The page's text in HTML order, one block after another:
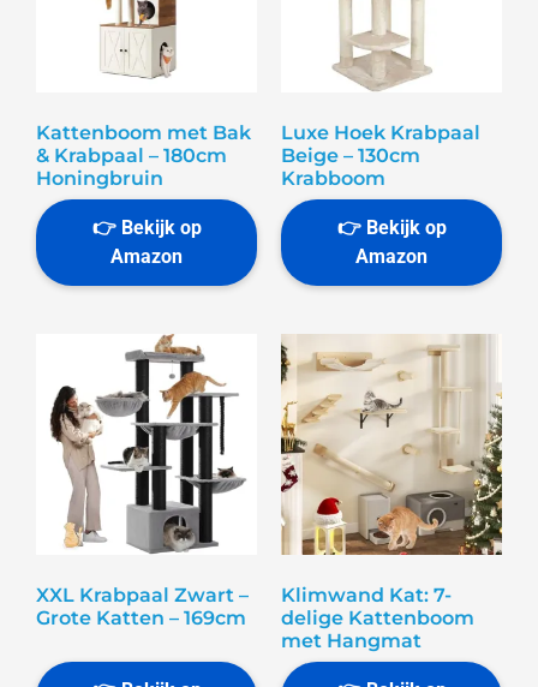
Kattenboom met Bak
& Krabpaal – 180cm
Honingbruin
Luxe Hoek Krabpaal
Beige – 130cm
Krabboom
XXL Krabpaal Zwart –
Grote Katten – 169cm
Klimwand Kat: 7-
delige Kattenboom
met Hangmat